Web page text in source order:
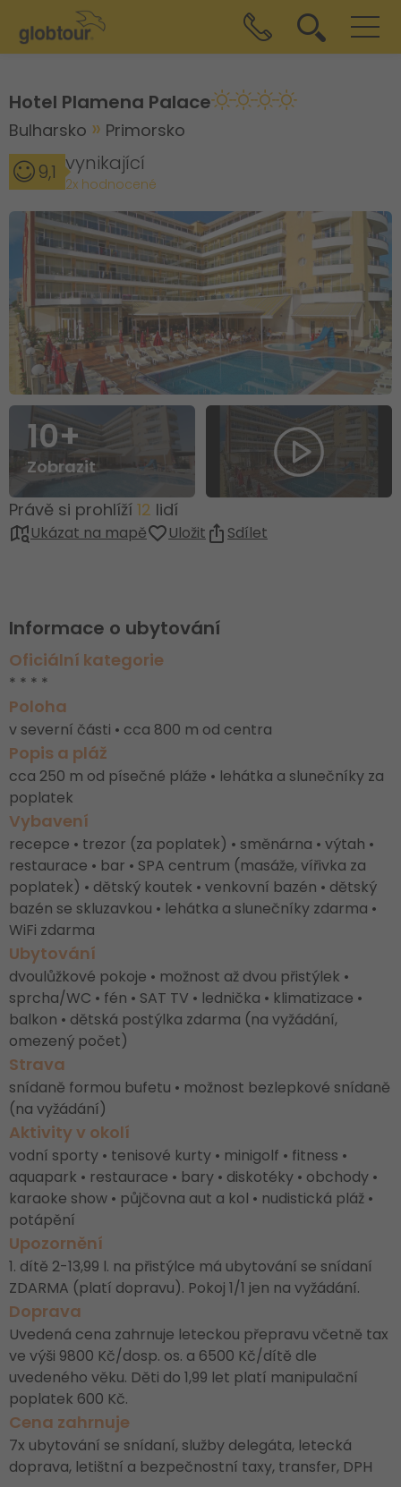
Hotel Plamena Palace
Bulharsko Primorsko
9,1 vynikající
2x hodnocené
10+
Zobrazit
Právě si prohlíží 12 lidí
Ukázat na mapě Uložit Sdílet
Informace o ubytování
Oficiální kategorie
* * * *
Poloha
v severní části • cca 800 m od centra
Popis a pláž
cca 250 m od písečné pláže • lehátka a slunečníky za
poplatek
Vybavení
recepce • trezor (za poplatek) • směnárna • výtah •
restaurace • bar • SPA centrum (masáže, vířivka za
poplatek) • dětský koutek • venkovní bazén • dětský
bazén se skluzavkou • lehátka a slunečníky zdarma •
WiFi zdarma
Ubytování
dvoulůžkové pokoje • možnost až dvou přistýlek •
sprcha/WC • fén • SAT TV • lednička • klimatizace •
balkon • dětská postýlka zdarma (na vyžádání,
omezený počet)
Strava
snídaně formou bufetu • možnost bezlepkové snídaně
(na vyžádání)
Aktivity v okolí
vodní sporty • tenisové kurty • minigolf • fitness •
aquapark • restaurace • bary • diskotéky • obchody •
karaoke show • půjčovna aut a kol • nudistická pláž •
potápění
Upozornění
1. dítě 2-13,99 l. na přistýlce má ubytování se snídaní
ZDARMA (platí dopravu). Pokoj 1/1 jen na vyžádání.
Doprava
Uvedená cena zahrnuje leteckou přepravu včetně tax
ve výši 9800 Kč/dosp. os. a 6500 Kč/dítě dle
uvedeného věku. Děti do 1,99 let platí manipulační
poplatek 600 Kč.
Cena zahrnuje
7x ubytování se snídaní, služby delegáta, letecká
doprava, letištní a bezpečnostní taxy, transfer, DPH